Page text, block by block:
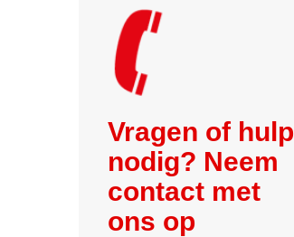
Vragen of hulp
nodig? Neem
contact met
ons op